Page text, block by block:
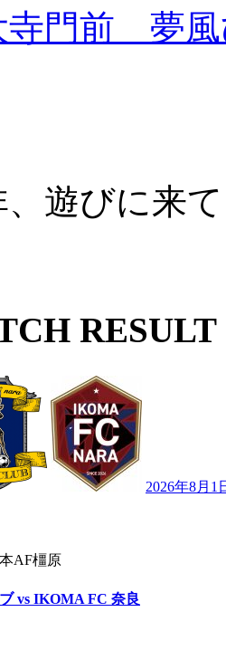
寺門前 夢風
、遊びに来
RESULT
2026年8月1
AF橿原
vs IKOMA FC 奈良